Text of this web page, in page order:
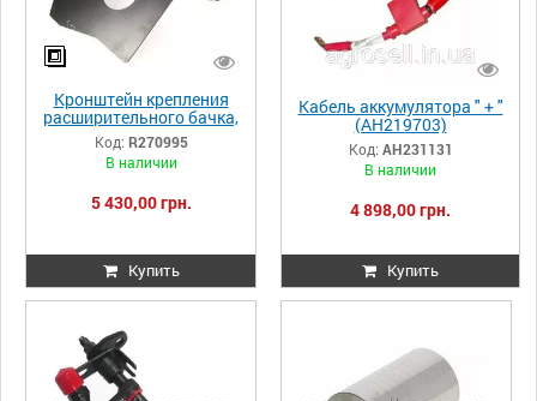
Кронштейн крепления
расширительного бачка,
JD8430/8530 R270995
Код: R270995
В наличии
5 430,00 грн.
Купить
Кабель аккумулятора " + "
(AH219703)
JD9670STS/S690/9880STS
AH231131
Код: AH231131
В наличии
4 898,00 грн.
Купить